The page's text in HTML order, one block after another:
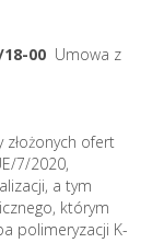
18-00 Umowa z
ofert
7/2020,
a tym
którym
polimeryzacji K-